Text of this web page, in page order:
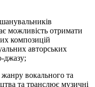
можливість отримати
композицій
авторських
джазу;
вокального та
та транслює музичні